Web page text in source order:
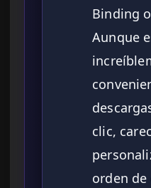
Binding
Aunque
clic,
orden de